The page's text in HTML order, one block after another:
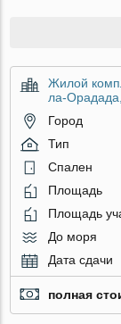
Жилой
ла-
Город
Тип
Спален
Площадь
Площадь
До моря
Дата сдачи
полная